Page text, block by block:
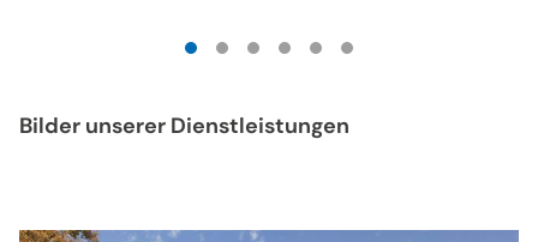
Bilder unserer Dienstleistungen